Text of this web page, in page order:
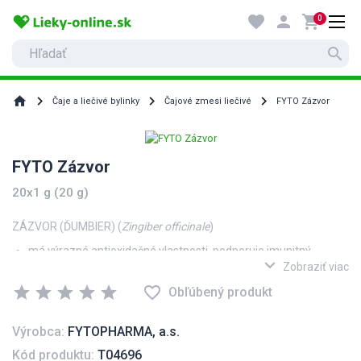
search
favorite person shopping_cart0
home Čaje a liečivé bylinky Čajové zmesi liečivé FYTO Zázvor
FYTO Zázvor
20x1 g (20 g)
ZÁZVOR (ĎUMBIER) (Zingiber officinale)
má výrazné antioxidačné vlastnosti, podporuje imunitný
prispieva k udržaniu zdravého dýchacieho ústrojenstva,
prispieva k normálnej funkcii žalúdka a tráviaceho traktu,
prispieva k zvyšovaniu vitality, pomáha pri únave.
Zázvor alebo aj ďumbier sa v Ázijských krajinách bežne využíva
expand_more Zobraziť viac
star star star star star favorite_border Obľúbený produkt
Výrobca: FYTOPHARMA, a.s.
Kód produktu: T04696